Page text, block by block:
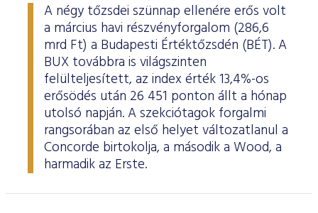
A négy tőzsdei szünnap ellenére erős volt
a március havi részvényforgalom (286,6
mrd Ft) a Budapesti Értéktőzsdén (BÉT). A
BUX továbbra is világszinten
felülteljesített, az index érték 13,4%-os
erősödés után 26 451 ponton állt a hónap
utolsó napján. A szekciótagok forgalmi
rangsorában az első helyet változatlanul a
Concorde birtokolja, a második a Wood, a
harmadik az Erste.